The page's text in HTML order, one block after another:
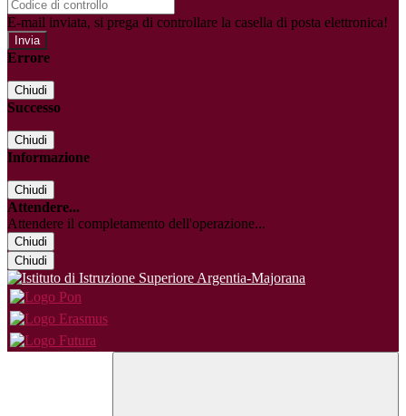
E-mail inviata, si prega di controllare la casella di posta elettronica!
Errore
Chiudi
Successo
Chiudi
Informazione
Chiudi
Attendere...
Attendere il completamento dell'operazione...
Chiudi
Chiudi